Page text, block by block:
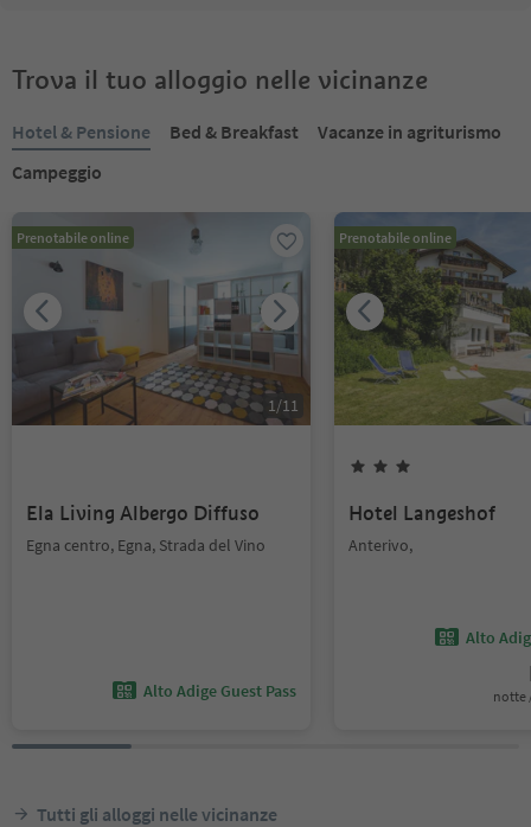
Trova il tuo alloggio nelle vicinanze
Hotel & Pensione Bed & Breakfast
Vacanze in agriturismo
Campeggio
Prenotabile online
1/11
Ela Living Albergo Diffuso
Egna centro, Egna, Strada del Vino
Alto Adige Guest Pass
Prenotabile online
Hotel Langeshof
Anterivo,
Alto
notte
Tutti gli alloggi nelle vicinanze